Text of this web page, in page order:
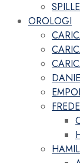
SPILLE
OROLOGI